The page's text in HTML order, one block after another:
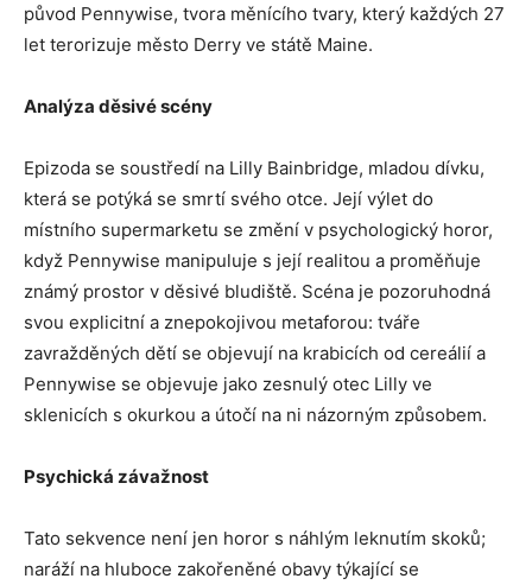
původ Pennywise, tvora měnícího tvary, který každých 27
let terorizuje město Derry ve státě Maine.
Analýza děsivé scény
Epizoda se soustředí na Lilly Bainbridge, mladou dívku,
která se potýká se smrtí svého otce. Její výlet do
místního supermarketu se změní v psychologický horor,
když Pennywise manipuluje s její realitou a proměňuje
známý prostor v děsivé bludiště. Scéna je pozoruhodná
svou explicitní a znepokojivou metaforou: tváře
zavražděných dětí se objevují na krabicích od cereálií a
Pennywise se objevuje jako zesnulý otec Lilly ve
sklenicích s okurkou a útočí na ni názorným způsobem.
Psychická závažnost
Tato sekvence není jen horor s náhlým leknutím skoků;
naráží na hluboce zakořeněné obavy týkající se